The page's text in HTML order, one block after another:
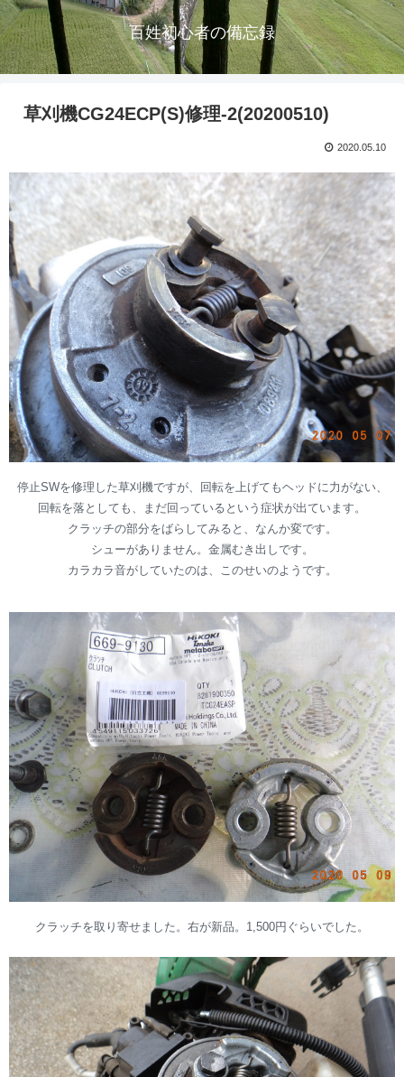
百姓初心者の備忘録
草刈機CG24ECP(S)修理-2(20200510)
2020.05.10
停止SWを修理した草刈機ですが、回転を上げてもヘッドに力がない、
回転を落としても、まだ回っているという症状が出ています。
クラッチの部分をばらしてみると、なんか変です。
シューがありません。金属むき出しです。
カラカラ音がしていたのは、このせいのようです。
クラッチを取り寄せました。右が新品。1,500円ぐらいでした。